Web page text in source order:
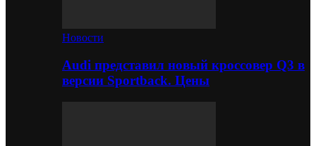
Новости
Audi представил новый кроссовер Q3 в
версии Sportback. Цены